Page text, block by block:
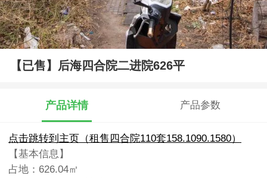
【已售】后海四合院二进院626平
产品详情 产品参数
点击跳转到主页（租售四合院110套158.1090.1580）
【基本信息】
占地：626.04㎡